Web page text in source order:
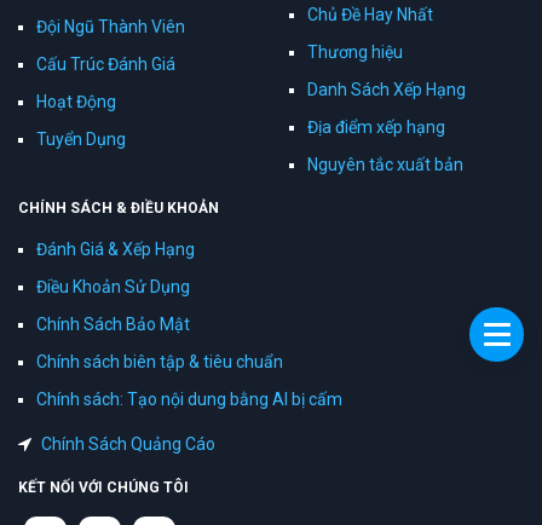
Đội Ngũ Thành Viên
Cấu Trúc Đánh Giá
Hoạt Động
Tuyển Dụng
Chủ Đề Hay Nhất
Thương hiệu
Danh Sách Xếp Hạng
Địa điểm xếp hạng
Nguyên tắc xuất bản
CHÍNH SÁCH & ĐIỀU KHOẢN
Đánh Giá & Xếp Hạng
Điều Khoản Sử Dụng
Chính Sách Bảo Mật
Chính sách biên tập & tiêu chuẩn
Chính sách: Tạo nội dung bằng AI bị cấm
Chính Sách Quảng Cáo
KẾT NỐI VỚI CHÚNG TÔI